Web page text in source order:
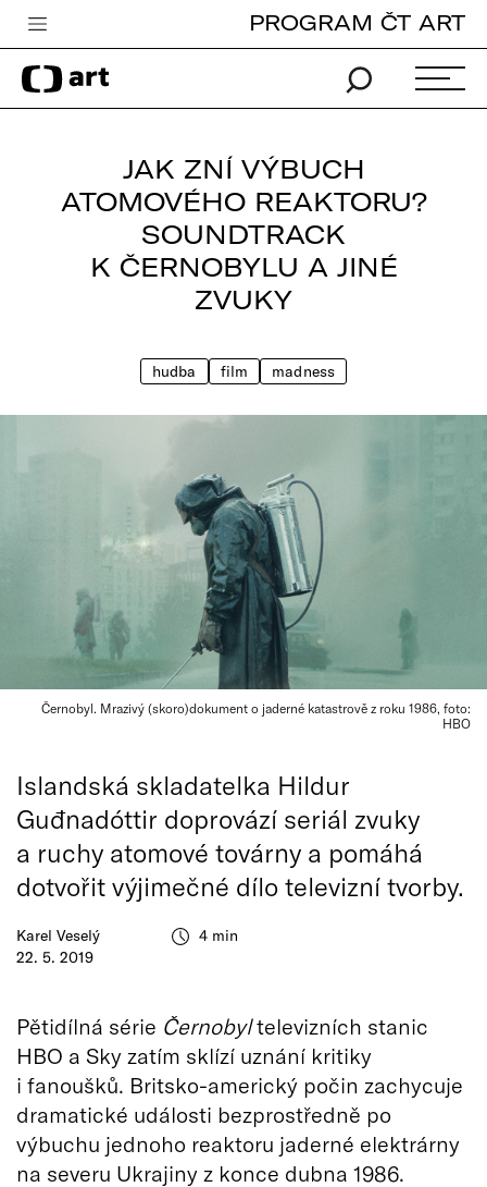
Česká televize
Zpravodajství
iVysílání
PROGRAM ČT ART
JAK ZNÍ VÝBUCH
ATOMOVÉHO REAKTORU?
SOUNDTRACK
K ČERNOBYLU A JINÉ
ZVUKY
hudba film madness
Černobyl. Mrazivý (skoro)dokument o jaderné katastrově z roku 1986, foto:
HBO
Karel Veselý
22. 5. 2019
4 min
Islandská skladatelka Hildur
Guđnadóttir doprovází seriál zvuky
a ruchy atomové továrny a pomáhá
dotvořit výjimečné dílo televizní tvorby.
Pětidílná série Černobyltelevizních stanic
HBO a Sky zatím sklízí uznání kritiky
i fanoušků. Britsko-americký počin zachycuje
dramatické události bezprostředně po
výbuchu jednoho reaktoru jaderné elektrárny
na severu Ukrajiny z konce dubna 1986.